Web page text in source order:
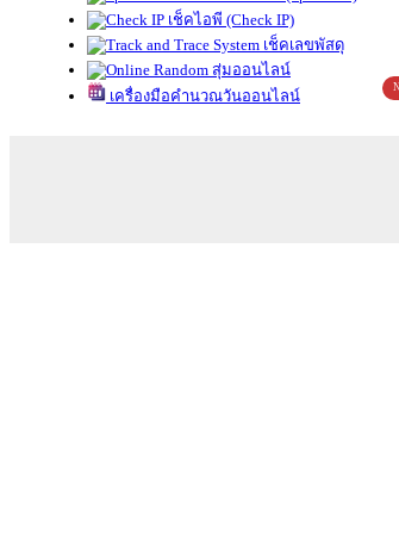
เช็คไอพี (Check IP)
เช็คเลขพัสดุ
สุ่มออนไลน์
เครื่องมือคำนวณวันออนไลน์